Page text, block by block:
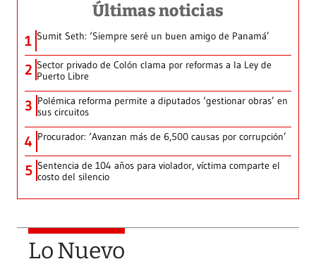
Últimas noticias
1 Sumit Seth: ‘Siempre seré un buen amigo de Panamá’
2 Sector privado de Colón clama por reformas a la Ley de
Puerto Libre
3 Polémica reforma permite a diputados ‘gestionar obras’ en
sus circuitos
4 Procurador: ‘Avanzan más de 6,500 causas por corrupción’
5 Sentencia de 104 años para violador, víctima comparte el
costo del silencio
Lo Nuevo